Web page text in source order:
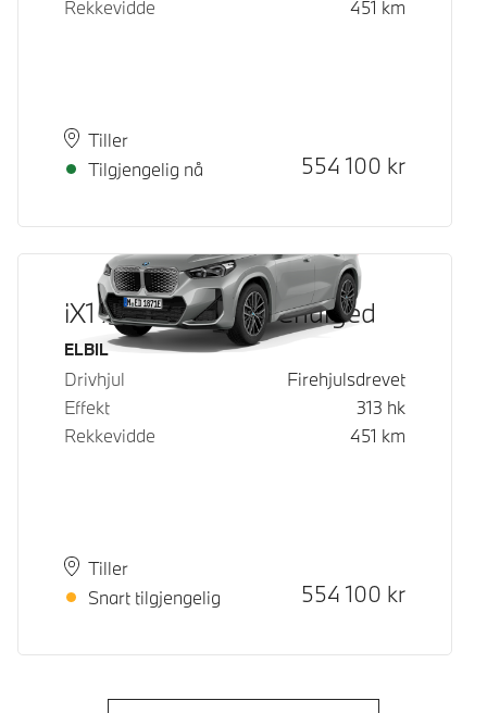
Rekkevidde
451 km
PlassTiller
Leveringstid
Tilgjengelig nå
Kontantpris
554 100 kr
iX1 xDrive30 Fully Charged
Drivstoff
ELBIL
Drivhjul
Firehjulsdrevet
Effekt
313 hk
Rekkevidde
451 km
PlassTiller
Leveringstid
Snart tilgjengelig
Kontantpris
554 100 kr